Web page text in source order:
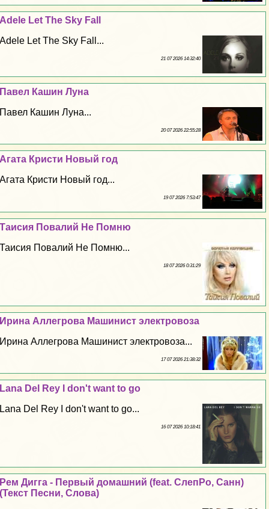
Adele Let The Sky Fall
Adele Let The Sky Fall...
21 07 2026 14:32:40
Павел Кашин Луна
Павел Кашин Луна...
20 07 2026 22:55:28
Агата Кристи Новый год
Агата Кристи Новый год...
19 07 2026 7:53:47
Таисия Повалий Не Помню
Таисия Повалий Не Помню...
18 07 2026 0:31:29
Ирина Аллегрова Машинист электровоза
Ирина Аллегрова Машинист электровоза...
17 07 2026 21:38:32
Lana Del Rey I don't want to go
Lana Del Rey I don't want to go...
16 07 2026 10:18:41
Рем Дигга - Первый домашний (feat. СлепРо, Санн)
(Текст Песни, Слова)